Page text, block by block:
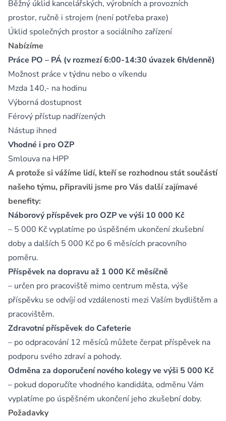
Běžný úklid kancelářských, výrobních a provozních
prostor, ručně i strojem (není potřeba praxe)
Úklid společných prostor a sociálního zařízení
Nabízíme
Práce PO – PÁ (v rozmezí 6:00-14:30 úvazek 6h/denně)
Možnost práce v týdnu nebo o víkendu
Mzda 140,- na hodinu
Výborná dostupnost
Férový přístup nadřízených
Nástup ihned
Vhodné i pro OZP
Smlouva na HPP
A protože si vážíme lidí, kteří se rozhodnou stát součástí
našeho týmu, připravili jsme pro Vás další zajímavé
benefity:
Náborový příspěvek pro OZP ve výši 10 000 Kč
– 5 000 Kč vyplatíme po úspěšném ukončení zkušební
doby a dalších 5 000 Kč po 6 měsících pracovního
poměru.
Příspěvek na dopravu až 1 000 Kč měsíčně
– určen pro pracoviště mimo centrum města, výše
příspěvku se odvíjí od vzdálenosti mezi Vaším bydlištěm a
pracovištěm.
Zdravotní příspěvek do Cafeterie
– po odpracování 12 měsíců můžete čerpat příspěvek na
podporu svého zdraví a pohody.
Odměna za doporučení nového kolegy ve výši 5 000 Kč
– pokud doporučíte vhodného kandidáta, odměnu Vám
vyplatíme po úspěšném ukončení jeho zkušební doby.
Požadavky